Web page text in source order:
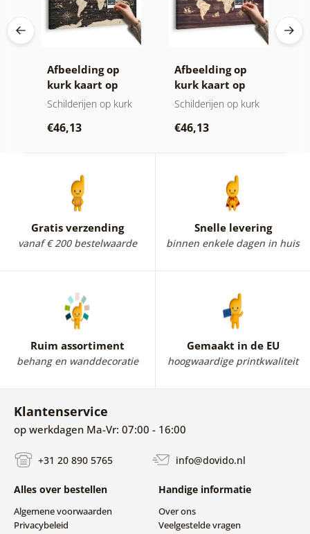
Afbeelding op
kurk kaart op
houten
Schilderijen op kurk
€46,13
Afbeelding op
kurk kaart op
hout
Schilderijen op kurk
€46,13
Gratis verzending
vanaf € 200 bestelwaarde
Snelle levering
binnen enkele dagen in huis
Ruim assortiment
behang en wanddecoratie
Gemaakt in de EU
hoogwaardige printkwaliteit
Klantenservice
op werkdagen Ma-Vr: 07:00 - 16:00
+31 20 890 5765 info@dovido.nl
Alles over bestellen
Algemene voorwaarden
Privacybeleid
Handige informatie
Over ons
Veelgestelde vragen